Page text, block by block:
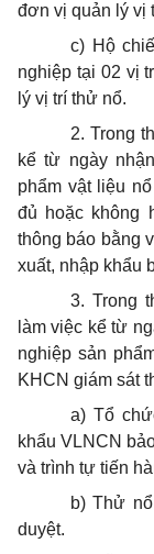
đơn vị quản lý vị
c) Hộ
nghiệp tại 02 vị
lý vị trí thử nổ.
2. Trong
kể từ ngày
phẩm vật liệu
đủ hoặc không
thông báo bằng
xuất, nhập khẩu
3. Trong
làm việc kể từ
nghiệp sản
KHCN giám sát
a) Tổ
khẩu VLNCN
và trình tự tiến
b) Thử
duyệt.